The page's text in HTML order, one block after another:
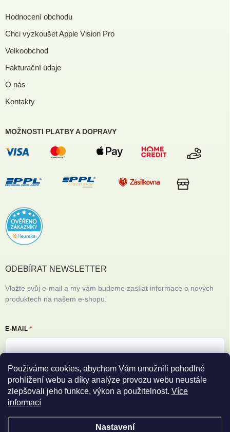
Používáme cookies, abychom Vám umožnili pohodlné
prohlížení webu a díky analýze provozu webu neustále
zlepšovali jeho funkce, výkon a použitelnost. Více
informací
Nastavení
Hodnocení obchodu
Chci vyzkoušet Apple Vision Pro
Velkoobchod
Fakturační údaje
O nás
Kontakty
MOŽNOSTI PLATBY A DOPRAVY
ODEBÍRAT NEWSLETTER
Vložte svůj e-mail a my vám budeme zasílat informace o nových
produktech na našem e-shopu.
E-MAIL
Vložením e-mailu souhlasíte spodmínkami ochrany osobních údajů
Přihlásit se